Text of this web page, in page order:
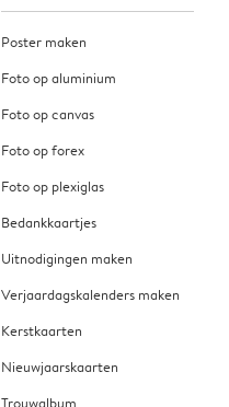
Poster maken
Foto op aluminium
Foto op canvas
Foto op forex
Foto op plexiglas
Bedankkaartjes
Uitnodigingen maken
Verjaardagskalenders maken
Kerstkaarten
Nieuwjaarskaarten
Trouwalbum